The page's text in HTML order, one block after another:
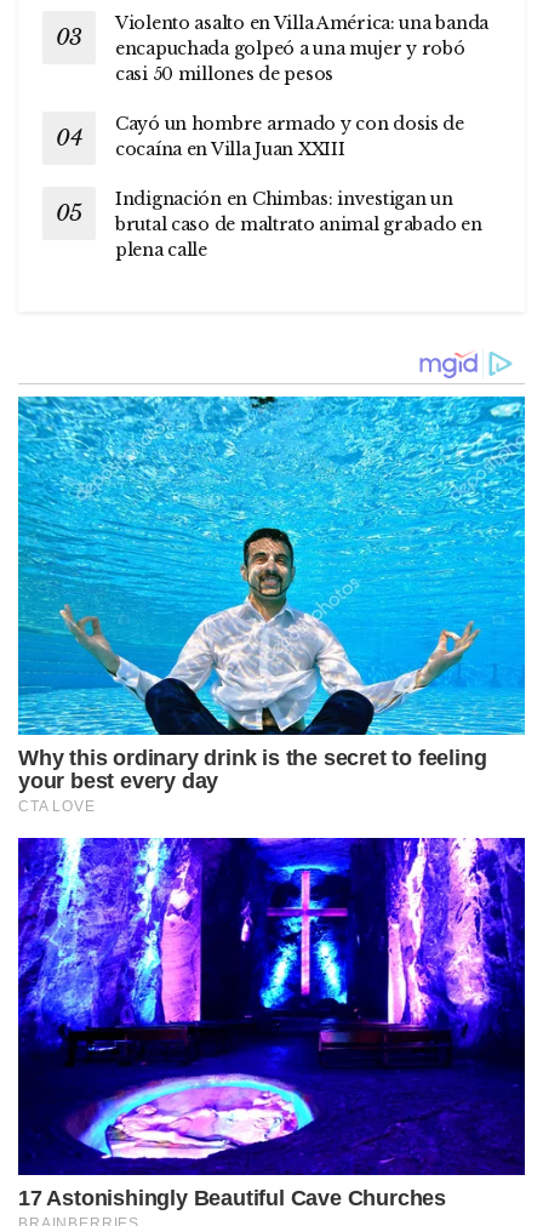
Violento asalto en Villa América: una banda
encapuchada golpeó a una mujer y robó
casi 50 millones de pesos
Cayó un hombre armado y con dosis de
cocaína en Villa Juan XXIII
Indignación en Chimbas: investigan un
brutal caso de maltrato animal grabado en
plena calle